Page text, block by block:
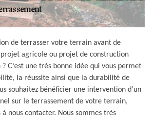
de terrasser votre terrain avant de
agricole ou projet de construction
C’est une très bonne idée qui vous permet
la réussite ainsi que la durabilité de
souhaitez bénéficier une intervention d’un
sur le terrassement de votre terrain,
à nous contacter. Nous sommes très